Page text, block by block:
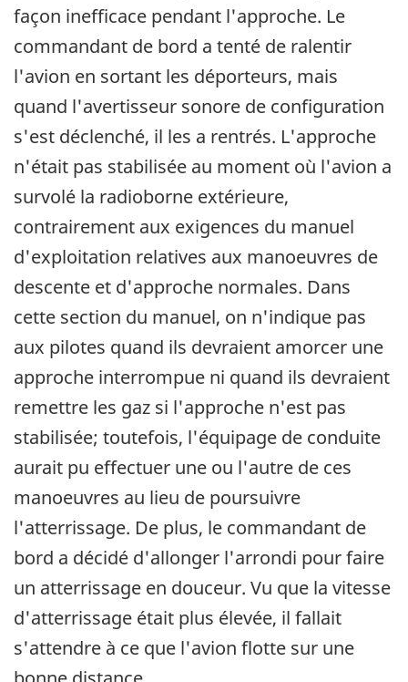
façon inefficace pendant l'approche. Le
commandant de bord a tenté de ralentir
l'avion en sortant les déporteurs, mais
quand l'avertisseur sonore de configuration
s'est déclenché, il les a rentrés. L'approche
n'était pas stabilisée au moment où l'avion a
survolé la radioborne extérieure,
contrairement aux exigences du manuel
d'exploitation relatives aux manoeuvres de
descente et d'approche normales. Dans
cette section du manuel, on n'indique pas
aux pilotes quand ils devraient amorcer une
approche interrompue ni quand ils devraient
remettre les gaz si l'approche n'est pas
stabilisée; toutefois, l'équipage de conduite
aurait pu effectuer une ou l'autre de ces
manoeuvres au lieu de poursuivre
l'atterrissage. De plus, le commandant de
bord a décidé d'allonger l'arrondi pour faire
un atterrissage en douceur. Vu que la vitesse
d'atterrissage était plus élevée, il fallait
s'attendre à ce que l'avion flotte sur une